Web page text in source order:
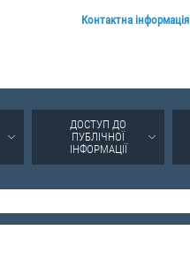
Контактна інформація
ДОСТУП ДО
ПУБЛІЧНОЇ
ІНФОРМАЦІЇ